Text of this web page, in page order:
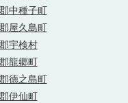
中種子町
屋久島町
宇検村
龍郷町
徳之島町
伊仙町